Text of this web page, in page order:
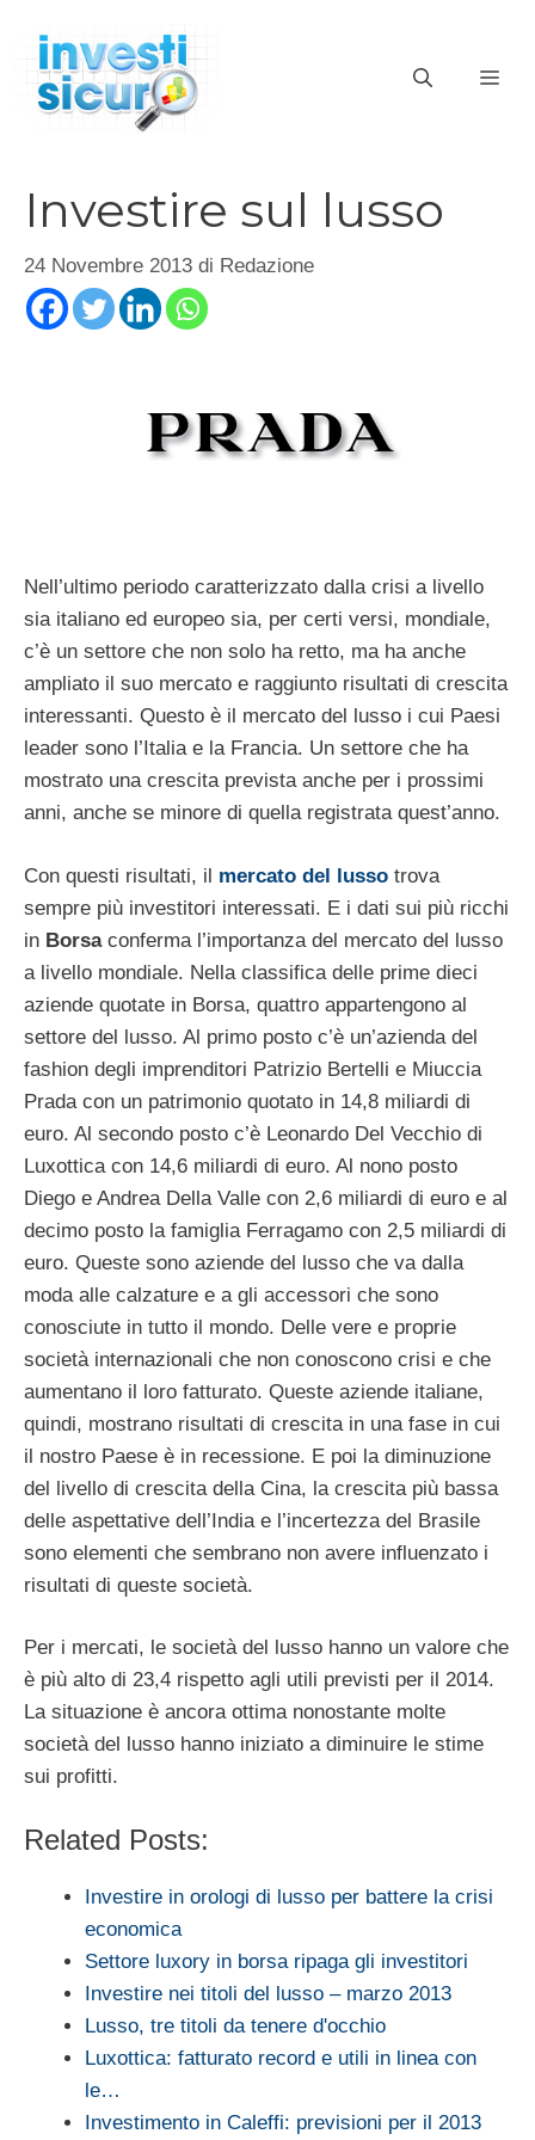
contenuto
Investire sul lusso
24 Novembre 2013 di Redazione
Nell’ultimo periodo caratterizzato dalla crisi a livello
sia italiano ed europeo sia, per certi versi, mondiale,
c’è un settore che non solo ha retto, ma ha anche
ampliato il suo mercato e raggiunto risultati di crescita
interessanti. Questo è il mercato del lusso i cui Paesi
leader sono l’Italia e la Francia. Un settore che ha
mostrato una crescita prevista anche per i prossimi
anni, anche se minore di quella registrata quest’anno.
Con questi risultati, il mercato del lusso trova
sempre più investitori interessati. E i dati sui più ricchi
in Borsaconferma l’importanza del mercato del lusso
a livello mondiale. Nella classifica delle prime dieci
aziende quotate in Borsa, quattro appartengono al
settore del lusso. Al primo posto c’è un’azienda del
fashion degli imprenditori Patrizio Bertelli e Miuccia
Prada con un patrimonio quotato in 14,8 miliardi di
euro. Al secondo posto c’è Leonardo Del Vecchio di
Luxottica con 14,6 miliardi di euro. Al nono posto
Diego e Andrea Della Valle con 2,6 miliardi di euro e al
decimo posto la famiglia Ferragamo con 2,5 miliardi di
euro. Queste sono aziende del lusso che va dalla
moda alle calzature e a gli accessori che sono
conosciute in tutto il mondo. Delle vere e proprie
società internazionali che non conoscono crisi e che
aumentano il loro fatturato. Queste aziende italiane,
quindi, mostrano risultati di crescita in una fase in cui
il nostro Paese è in recessione. E poi la diminuzione
del livello di crescita della Cina, la crescita più bassa
delle aspettative dell’India e l’incertezza del Brasile
sono elementi che sembrano non avere influenzato i
risultati di queste società.
Per i mercati, le società del lusso hanno un valore che
è più alto di 23,4 rispetto agli utili previsti per il 2014.
La situazione è ancora ottima nonostante molte
società del lusso hanno iniziato a diminuire le stime
sui profitti.
Related Posts:
Investire in orologi di lusso per battere la crisi
economica
Settore luxory in borsa ripaga gli investitori
Investire nei titoli del lusso – marzo 2013
Lusso, tre titoli da tenere d'occhio
Luxottica: fatturato record e utili in linea con
le…
Investimento in Caleffi: previsioni per il 2013